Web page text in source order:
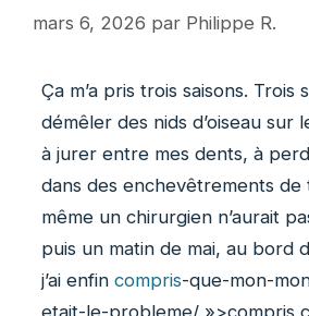
mars 6, 2026 par Philippe R.
Ça m’a pris trois saisons. Trois
démêler des nids d’oiseau sur
à jurer entre mes dents, à
dans des enchevêtrements de
même un chirurgien n’aurait
puis un matin de mai, au bord
j’ai enfin compris-que-mon-